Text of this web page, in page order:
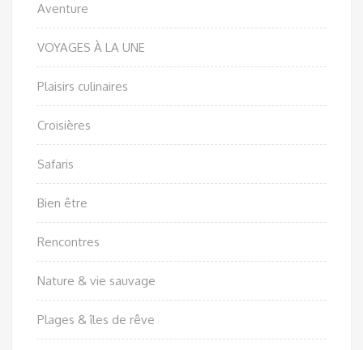
Aventure
VOYAGES À LA UNE
Plaisirs culinaires
Croisières
Safaris
Bien être
Rencontres
Nature & vie sauvage
Plages & îles de rêve